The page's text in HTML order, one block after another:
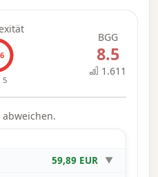
die Schaffung von
Politik einer
nachstellen können. –
5
BGG
8.5
1.611
59,89 EUR ▼